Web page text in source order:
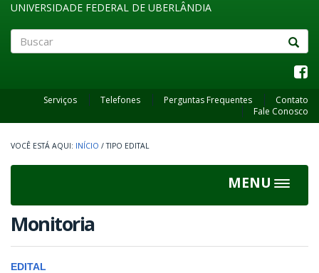
UNIVERSIDADE FEDERAL DE UBERLÂNDIA
Serviços Telefones Perguntas Frequentes
Contato
Fale Conosco
INÍCIO / TIPO EDITAL
MENU
Toggle
Monitoria
EDITAL